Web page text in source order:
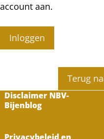
account aan.
Inloggen
Terug
Disclaimer NBV-
Bijenblog